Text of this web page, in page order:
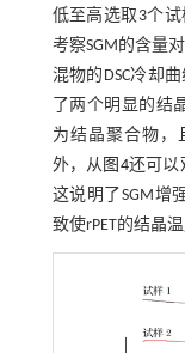
低至高选取3个
考察SGM的含量
混物的DSC冷却
了两个明显的结
为结晶聚合物，
外，从图4还可以
这说明了SGM增
致使rPET的结晶